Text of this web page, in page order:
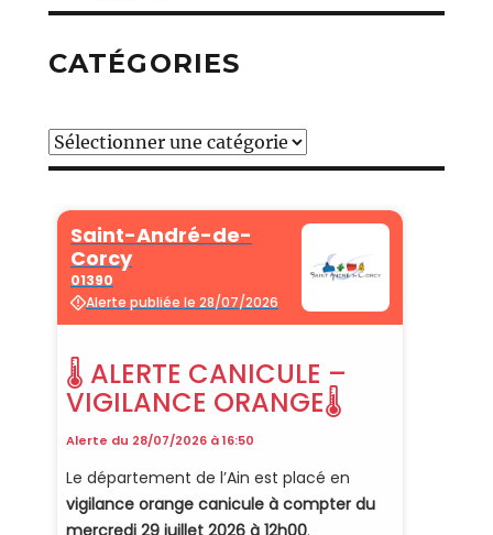
CATÉGORIES
Catégories